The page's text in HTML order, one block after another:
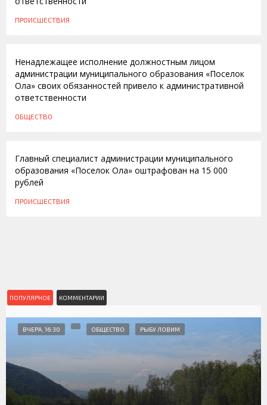
ПРОИСШЕСТВИЯ
Ненадлежащее исполнение должностным лицом
администрации муниципального образования «Поселок
Ола» своих обязанностей привело к административной
ответственности
ОБЩЕСТВО
Главный специалист администрации муниципального
образования «Поселок Ола» оштрафован на 15 000
рублей
ПРОИСШЕСТВИЯ
ПОПУЛЯРНОЕ КОММЕНТАРИИ
ВЧЕРА, 16:30 ОБЩЕСТВО РЫБУ ЛОВИМ